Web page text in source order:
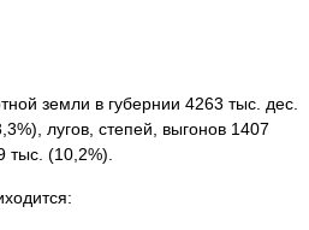
земли в губернии 4263 тыс. дес.
лугов, степей, выгонов 1407
тыс. (10,2%).